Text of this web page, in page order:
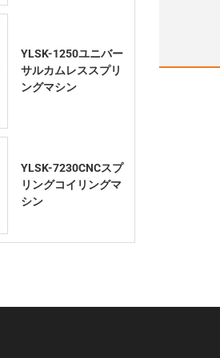
YLSK-1250ユニバー
サルカムレススプリ
ングマシン
YLSK-7230CNCスプ
リングコイリングマ
シン